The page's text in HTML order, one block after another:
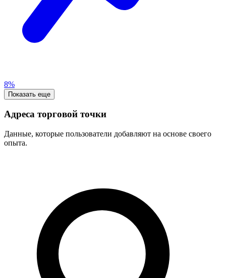
8%
Показать еще
Адреса торговой точки
Данные, которые пользователи добавляют на основе своего
опыта.